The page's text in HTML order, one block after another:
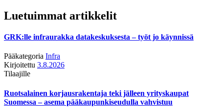
Luetuimmat artikkelit
GRK:lle infraurakka datakeskuksesta – työt jo käynnissä
Pääkategoria Infra
Kirjoitettu 3.8.2026
Tilaajille
Ruotsalainen korjausrakentaja teki jälleen yrityskaupat
Suomessa – asema pääkaupunkiseudulla vahvistuu